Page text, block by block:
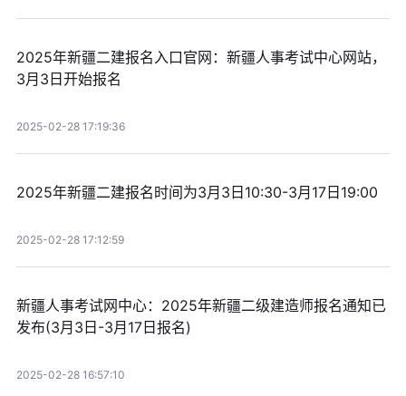
2025年新疆二建报名入口官网：新疆人事考试中心网站，
3月3日开始报名
2025-02-28 17:19:36
2025年新疆二建报名时间为3月3日10:30-3月17日19:00
2025-02-28 17:12:59
新疆人事考试网中心：2025年新疆二级建造师报名通知已
发布(3月3日-3月17日报名)
2025-02-28 16:57:10